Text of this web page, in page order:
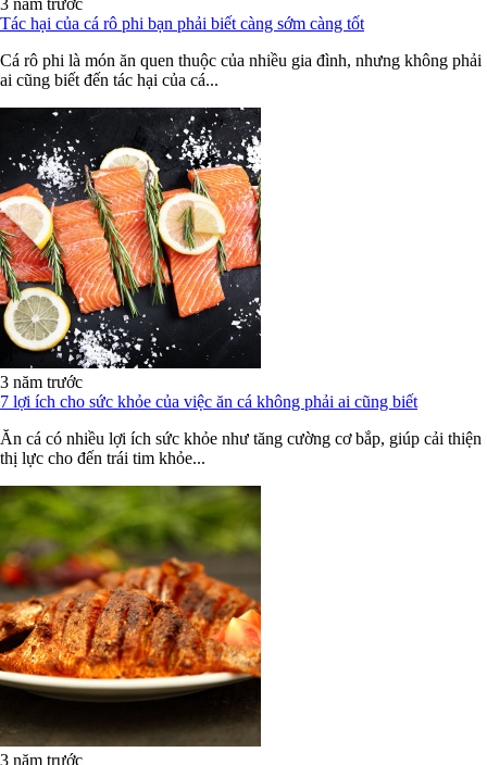
Tác hại của cá rô phi bạn phải biết càng sớm càng tốt
Cá rô phi là món ăn quen thuộc của nhiều gia đình, nhưng không phải
ai cũng biết đến tác hại của cá...
3 năm trước
7 lợi ích cho sức khỏe của việc ăn cá không phải ai cũng biết
Ăn cá có nhiều lợi ích sức khỏe như tăng cường cơ bắp, giúp cải thiện
thị lực cho đến trái tim khỏe...
3 năm trước